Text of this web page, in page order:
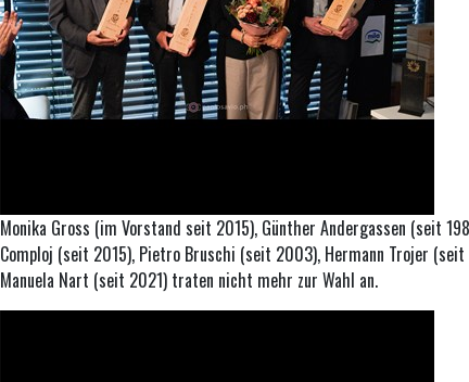
Monika Gross (im Vorstand seit 2015), Günther Andergassen (seit
Comploj (seit 2015), Pietro Bruschi (seit 2003), Hermann Trojer (seit
Manuela Nart (seit 2021) traten nicht mehr zur Wahl an.